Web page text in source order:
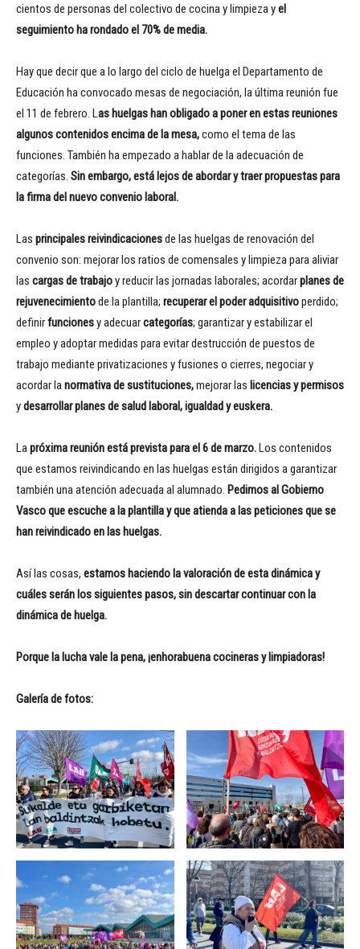
cientos de personas del colectivo de cocina y limpieza yel
seguimiento ha rondado el 70% de media.
Hay que decir que a lo largo del ciclo de huelga el Departamento de
Educación ha convocado mesas de negociación, la última reunión fue
el 11 de febrero. Las huelgas han obligado a poner en estas reuniones
algunos contenidos encima de la mesa,como el tema de las
funciones. También ha empezado a hablar de la adecuación de
categorías. Sin embargo, está lejos de abordar y traer propuestas para
la firma del nuevo convenio laboral.
Las principales reivindicacionesde las huelgas de renovación del
convenio son: mejorar los ratios de comensales y limpieza para aliviar
las cargas de trabajoy reducir las jornadas laborales; acordarplanes de
rejuvenecimientode la plantilla; recuperar el poder adquisitivoperdido;
definirfuncionesy adecuarcategorías; garantizar y estabilizar el
empleo y adoptar medidas para evitar destrucción de puestos de
trabajo mediante privatizaciones y fusiones o cierres, negociar y
acordar lanormativa de sustituciones,mejorar las licencias y permisos
ydesarrollar planes de salud laboral, igualdad y euskera.
Lapróxima reunión está prevista para el 6 de marzo.Los contenidos
que estamos reivindicando en las huelgas están dirigidos a garantizar
también una atención adecuada al alumnado. Pedimos al Gobierno
Vasco que escuche a la plantilla y que atienda a las peticiones que se
han reivindicado en las huelgas.
Así las cosas, estamos haciendo la valoración de esta dinámica y
cuáles serán los siguientes pasos, sin descartar continuar con la
dinámica de huelga.
Porque la lucha vale la pena, ¡enhorabuena cocineras y limpiadoras!
Galería de fotos: